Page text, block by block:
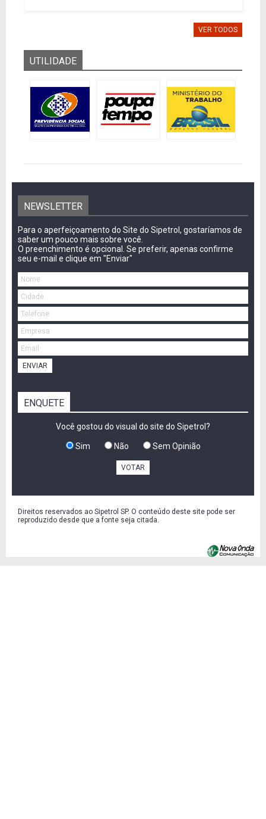
VER TODOS
UTILIDADE
NEWSLETTER
Para o aperfeiçoamento do Site do Sipetrol, gostaríamos de
saber um pouco mais sobre você.
O preenchimento é opcional. Se preferir, apenas confirme
seu e-mail e clique em "Enviar"
ENVIAR
ENQUETE
Você gostou do visual do site do Sipetrol?
Sim Não Sem Opinião
VOTAR
Direitos reservados ao Sipetrol SP. O conteúdo deste site pode ser
reproduzido desde que a fonte seja citada.